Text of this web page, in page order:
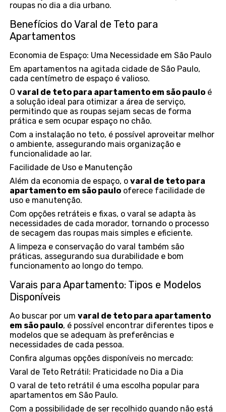
roupas no dia a dia urbano.
Benefícios do Varal de Teto para
Apartamentos
Economia de Espaço: Uma Necessidade em São Paulo
Em apartamentos na agitada cidade de São Paulo,
cada centímetro de espaço é valioso.
Ovaral de teto para apartamento em são paulo é
a solução ideal para otimizar a área de serviço,
permitindo que as roupas sejam secas de forma
prática e sem ocupar espaço no chão.
Com a instalação no teto, é possível aproveitar melhor
o ambiente, assegurando mais organização e
funcionalidade ao lar.
Facilidade de Uso e Manutenção
Além da economia de espaço, ovaral de teto para
apartamento em são paulo oferece facilidade de
uso e manutenção.
Com opções retráteis e fixas, o varal se adapta às
necessidades de cada morador, tornando o processo
de secagem das roupas mais simples e eficiente.
A limpeza e conservação do varal também são
práticas, assegurando sua durabilidade e bom
funcionamento ao longo do tempo.
Varais para Apartamento: Tipos e Modelos
Disponíveis
Ao buscar por umvaral de teto para apartamento
em são paulo, é possível encontrar diferentes tipos e
modelos que se adequam às preferências e
necessidades de cada pessoa.
Confira algumas opções disponíveis no mercado:
Varal de Teto Retrátil: Praticidade no Dia a Dia
O varal de teto retrátil é uma escolha popular para
apartamentos em São Paulo.
Com a possibilidade de ser recolhido quando não está